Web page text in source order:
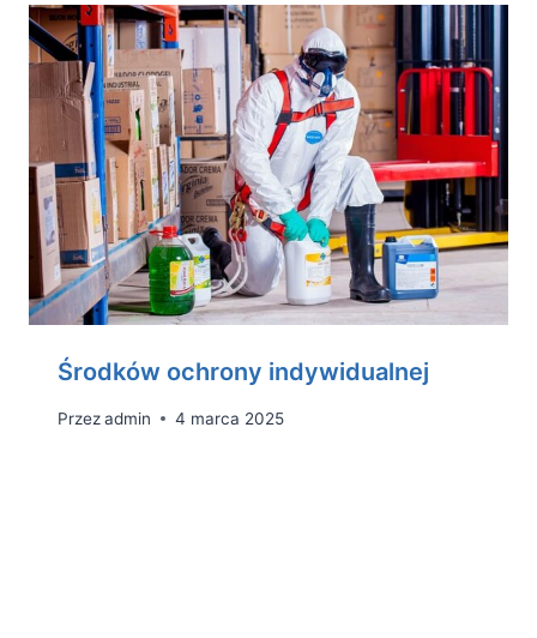
Środków ochrony indywidualnej
Przezadmin 4 marca 2025